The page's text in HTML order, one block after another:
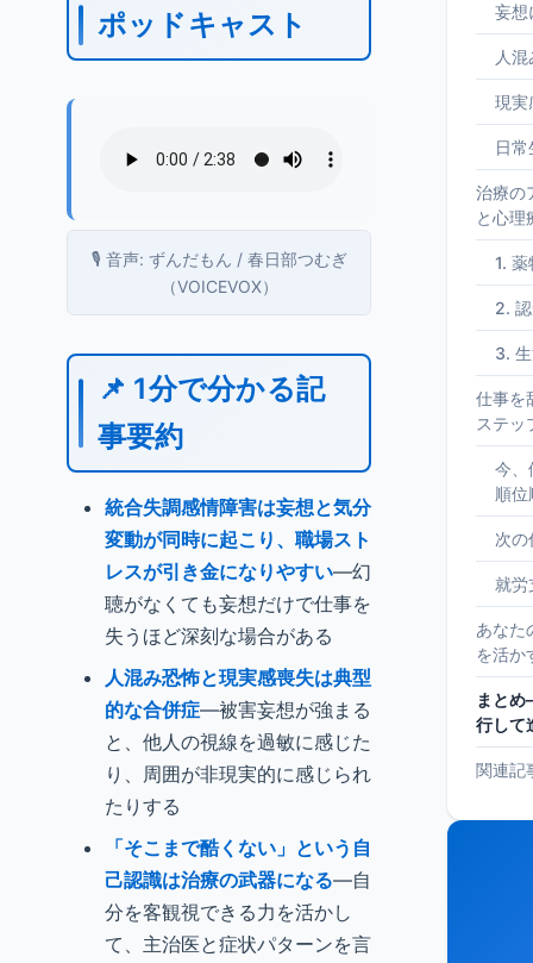
ポッドキャスト
🎙️ 音声: ずんだもん / 春日部つむぎ
（VOICEVOX）
📌 1分で分かる記
事要約
統合失調感情障害は妄想と気分
変動が同時に起こり、職場スト
レスが引き金になりやすい—幻
聴がなくても妄想だけで仕事を
失うほど深刻な場合がある
人混み恐怖と現実感喪失は典型
的な合併症—被害妄想が強まる
と、他人の視線を過敏に感じた
り、周囲が非現実的に感じられ
たりする
「そこまで酷くない」という自
己認識は治療の武器になる—自
分を客観視できる力を活かし
て、主治医と症状パターンを言
妄想
人
現実
日
治療の
と心理
1.
2.
3.
仕事を
ステッ
今、
順位
次の
就労
あなた
を活か
まと
行して
関連記